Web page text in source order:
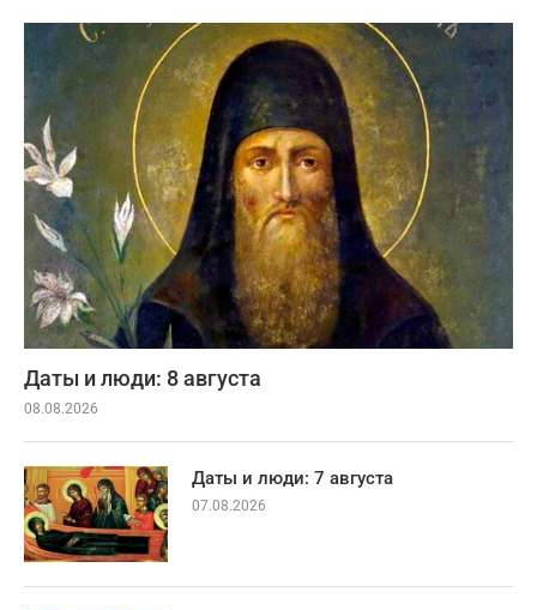
Даты и люди: 8 августа
08.08.2026
Даты и люди: 7 августа
07.08.2026